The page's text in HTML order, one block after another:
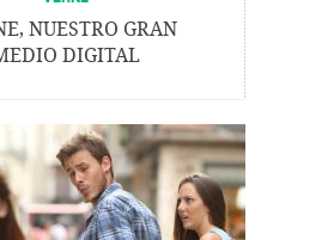
NUESTRO GRAN
DIGITAL